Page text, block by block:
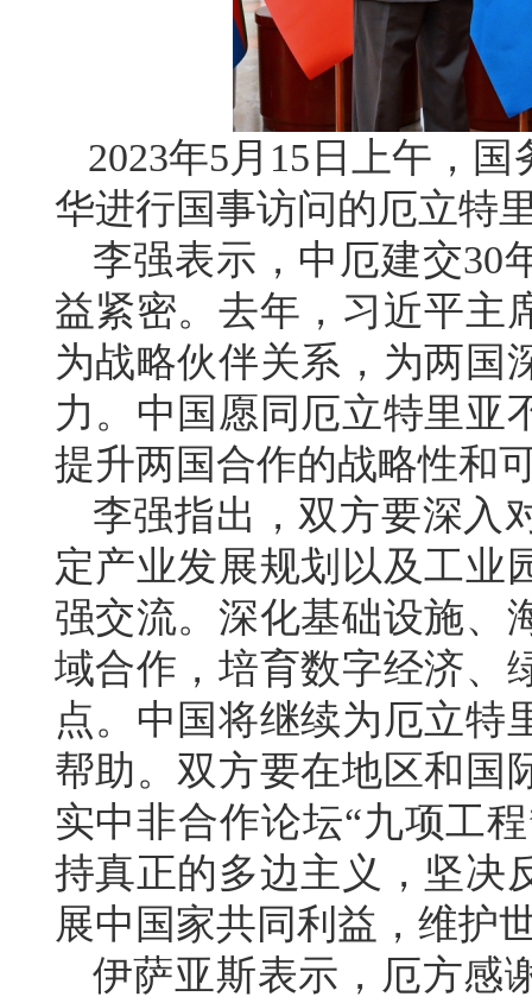
2023年5月15日上午，
华进行国事访问的厄立特
李强表示，中厄建交30
益紧密。去年，习近平主
为战略伙伴关系，为两国
力。中国愿同厄立特里亚
提升两国合作的战略性和
李强指出，双方要深入
定产业发展规划以及工业
强交流。深化基础设施、
域合作，培育数字经济、
点。中国将继续为厄立特
帮助。双方要在地区和国
实中非合作论坛“九项工
持真正的多边主义，坚决
展中国家共同利益，维护
伊萨亚斯表示，厄方感